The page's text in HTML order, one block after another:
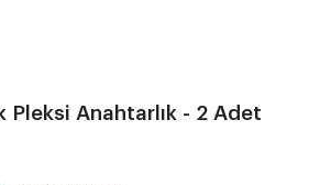
Pleksi Anahtarlık - 2 Adet